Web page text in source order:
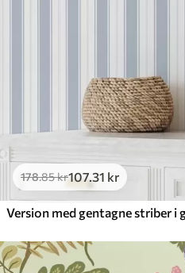
178.85kr107.31 kr